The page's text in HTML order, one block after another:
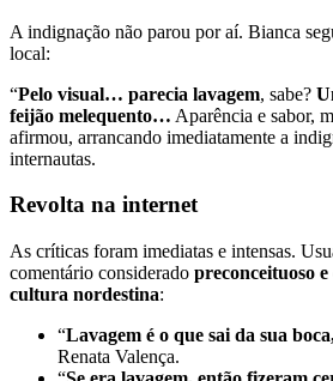
A indignação não parou por aí. Bianca
local:
“Pelo visual… parecia lavagem, sabe?
feijão melequento… Aparência e sabor,
afirmou, arrancando imediatamente a
internautas.
Revolta na internet
As críticas foram imediatas e intensas.
comentário considerado preconceituoso e
cultura nordestina:
“Lavagem é o que sai da sua
Renata Valença.